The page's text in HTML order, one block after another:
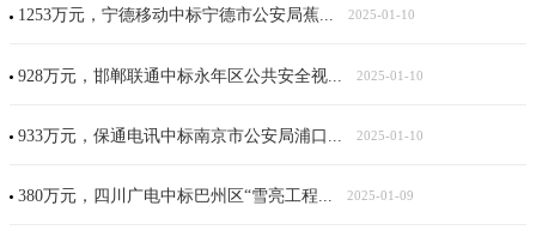
1253万元，宁德移动中标宁德市公安局蕉... 2025-01-10
928万元，邯郸联通中标永年区公共安全视... 2025-01-10
933万元，保通电讯中标南京市公安局浦口... 2025-01-10
380万元，四川广电中标巴州区“雪亮工程... 2025-01-09